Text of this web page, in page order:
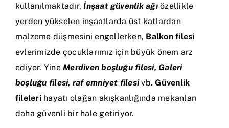
kullanılmaktadır. İnşaat güvenlik ağıözellikle
yerden yükselen inşaatlarda üst katlardan
malzeme düşmesini engellerken, Balkon filesi
evlerimizde çocuklarımız için büyük önem arz
ediyor. Yine Merdiven boşluğu filesi, Galeri
boşluğu filesi, raf emniyet filesivb.Güvenlik
fileleri hayatı olağan akışkanlığında mekanları
daha güvenli bir hale getiriyor.